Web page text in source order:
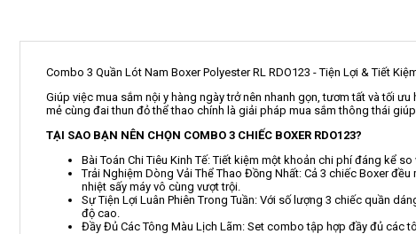
Combo 3 Quần Lót Nam Boxer Polyester RL RDO123 - Tiện Lợi & Tiết
Giúp việc mua sắm nội y hàng ngày trở nên nhanh gọn, tươm tất và tối
mẻ cùng đai thun đỏ thể thao chính là giải pháp mua sắm thông thái
TẠI SAO BẠN NÊN CHỌN COMBO 3 CHIẾC BOXER RDO123?
Bài Toán Chi Tiêu Kinh Tế: Tiết kiệm một khoản chi phí đáng kể
Trải Nghiệm Dòng Vải Thể Thao Đồng Nhất: Cả 3 chiếc Boxer
nhiệt sấy máy vô cùng vượt trội.
Sự Tiện Lợi Luân Phiên Trong Tuần: Với số lượng 3 chiếc quần
độ cao.
Đầy Đủ Các Tông Màu Lịch Lãm: Set combo tập hợp đầy đủ các